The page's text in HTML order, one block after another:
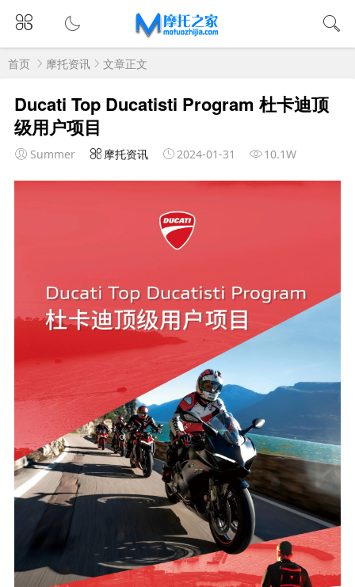
首页 摩托资讯 文章正文
Ducati Top Ducatisti Program 杜卡迪顶
级用户项目
Summer 摩托资讯 2024-01-31 10.1W